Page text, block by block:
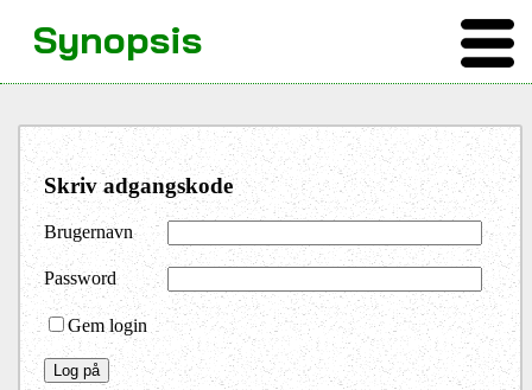
Skriv adgangskode
Brugernavn
Password
Gem login
Synopsis